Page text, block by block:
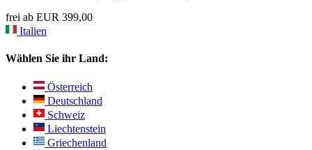
frei ab EUR 399,00
Italien
Wählen Sie ihr Land:
Österreich
Deutschland
Schweiz
Liechtenstein
Griechenland